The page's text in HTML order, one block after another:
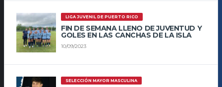
LIGA JUVENIL DE PUERTO RICO
FIN DE SEMANA LLENO DE JUVENTUD Y
GOLES EN LAS CANCHAS DE LA ISLA
10/09/2023
SELECCIÓN MAYOR MASCULINA